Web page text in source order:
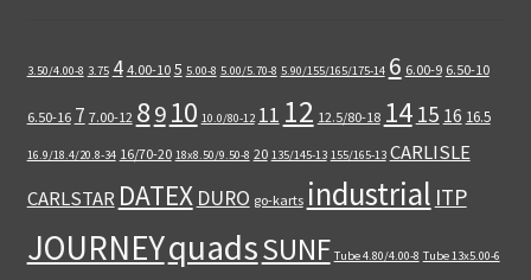
3.50/4.00-8 3.75 4 4.00-10 5 5.00-8 5.00/5.70-8 5.90/155/165/175-14 6 6.00-9 6.50-10
6.50-16 7 7.00-12 89 10 10.0/80-12 11 12 12.5/80-18 14 15 16 16.5
16.9/18.4/20.8-34 16/70-20 18x8.50/9.50-8 20 135/145-13 155/165-13 CARLISLE
CARLSTAR DATEX DURO go-karts industrial ITP
JOURNEYquadsSUNF Tube 4.80/4.00-8 Tube 13x5.00-6